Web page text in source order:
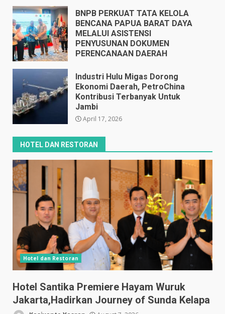
BNPB PERKUAT TATA KELOLA
BENCANA PAPUA BARAT DAYA
MELALUI ASISTENSI
PENYUSUNAN DOKUMEN
PERENCANAAN DAERAH
Industri Hulu Migas Dorong
Ekonomi Daerah, PetroChina
Kontribusi Terbanyak Untuk
Jambi
April 17, 2026
HOTEL DAN RESTORAN
Hotel dan Restoran
Hotel Santika Premiere Hayam Wuruk
Jakarta,Hadirkan Journey of Sunda Kelapa